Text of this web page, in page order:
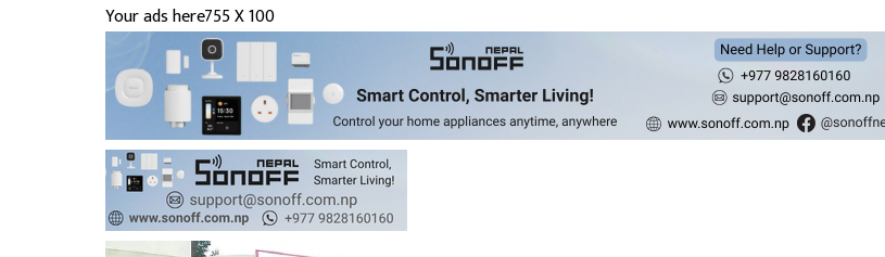
Your ads here755 X 100